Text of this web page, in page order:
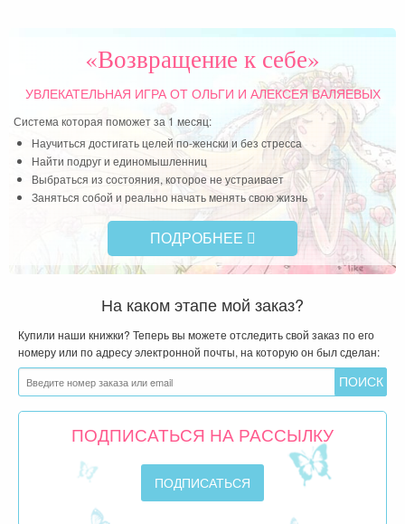
«Возвращение к себе»
УВЛЕКАТЕЛЬНАЯ ИГРАОТ ОЛЬГИ И АЛЕКСЕЯ ВАЛЯЕВЫХ
Система которая поможет за 1 месяц:
Научиться достигать целей по-женски и без стресса
Найти подруг и единомышленниц
Выбраться из состояния, которое не устраивает
Заняться собой и реально начать менять свою жизнь
ПОДРОБНЕЕ
На каком этапе мой заказ?
Купили наши книжки? Теперь вы можете отследить свой заказ по его
номеру или по адресу электронной почты, на которую он был сделан:
ПОДПИСАТЬСЯ НА РАССЫЛКУ